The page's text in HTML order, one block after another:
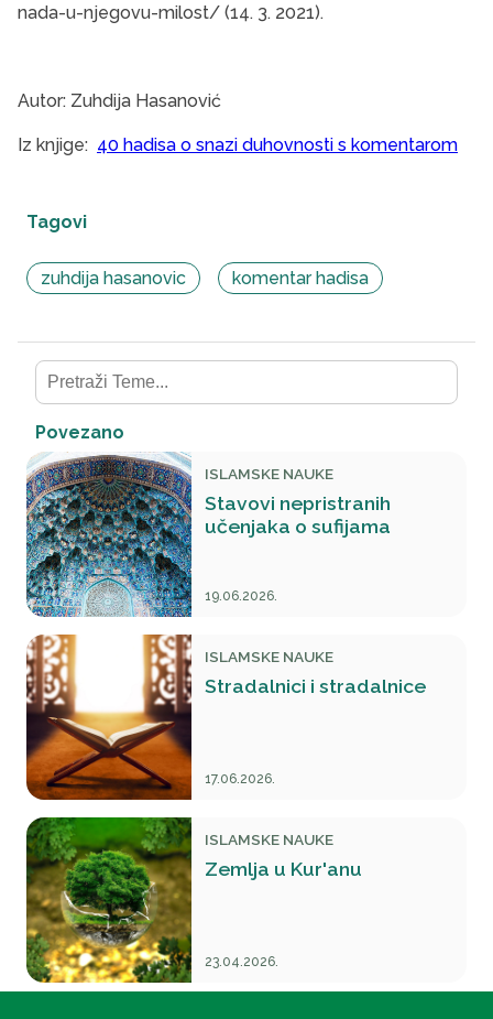
nada-u-njegovu-milost/ (14. 3. 2021).
Autor: Zuhdija Hasanović
Iz knjige: 40 hadisa o snazi duhovnosti s komentarom
Tagovi
zuhdija hasanovic komentar hadisa
Povezano
ISLAMSKE NAUKE
Stavovi nepristranih
učenjaka o sufijama
19.06.2026.
ISLAMSKE NAUKE
Stradalnici i stradalnice
17.06.2026.
ISLAMSKE NAUKE
Zemlja u Kur'anu
23.04.2026.